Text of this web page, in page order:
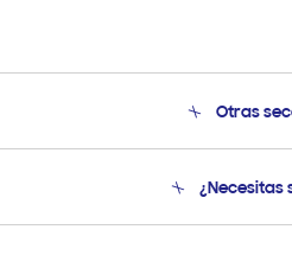
Otras
¿Necesitas